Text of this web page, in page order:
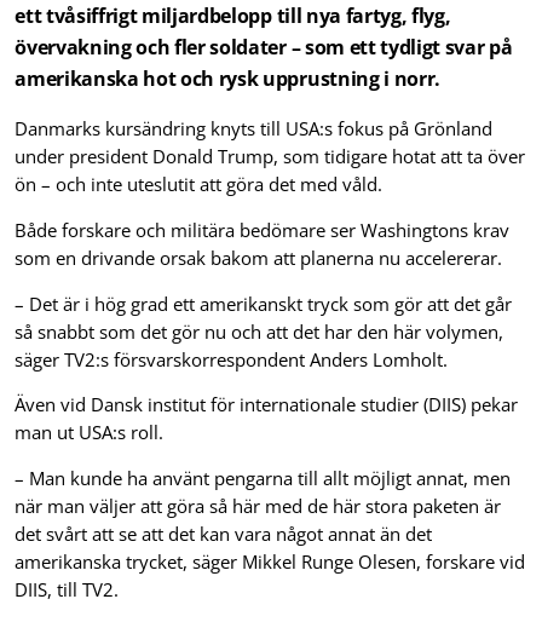
ett tvåsiffrigt miljardbelopp till nya fartyg, flyg,
övervakning och fler soldater – som ett tydligt svar på
amerikanska hot och rysk upprustning i norr.
Danmarks kursändring knyts till USA:s fokus på Grönland
under president Donald Trump, som tidigare hotat att ta över
ön – och inte uteslutit att göra det med våld.
Både forskare och militära bedömare ser Washingtons krav
som en drivande orsak bakom att planerna nu accelererar.
– Det är i hög grad ett amerikanskt tryck som gör att det går
så snabbt som det gör nu och att det har den här volymen,
säger TV2:s försvarskorrespondent Anders Lomholt.
Även vid Dansk institut för internationale studier (DIIS) pekar
man ut USA:s roll.
– Man kunde ha använt pengarna till allt möjligt annat, men
när man väljer att göra så här med de här stora paketen är
det svårt att se att det kan vara något annat än det
amerikanska trycket, säger Mikkel Runge Olesen, forskare vid
DIIS, till TV2.